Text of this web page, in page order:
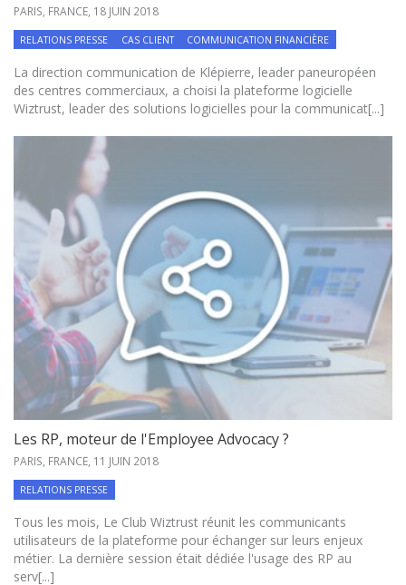
PARIS, FRANCE, 18 JUIN 2018
RELATIONS PRESSE CAS CLIENT COMMUNICATION FINANCIÈRE
La direction communication de Klépierre, leader paneuropéen
des centres commerciaux, a choisi la plateforme logicielle
Wiztrust, leader des solutions logicielles pour la communicat[...]
Les RP, moteur de l'Employee Advocacy ?
PARIS, FRANCE, 11 JUIN 2018
RELATIONS PRESSE
Tous les mois, Le Club Wiztrust réunit les communicants
utilisateurs de la plateforme pour échanger sur leurs enjeux
métier. La dernière session était dédiée l'usage des RP au
serv[...]